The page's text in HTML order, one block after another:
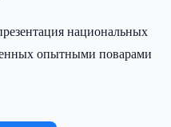
национальных
опытными поварами